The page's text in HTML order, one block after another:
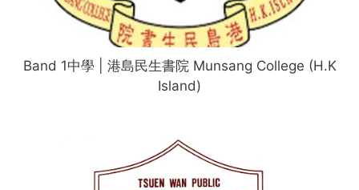
Band 1中學 | 港島民生書院 Munsang College (H.K
Island)